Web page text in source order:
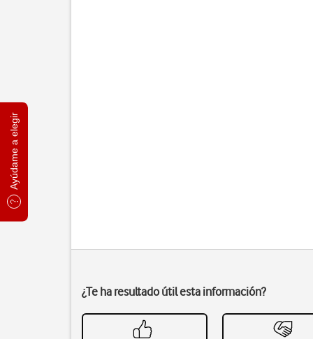
Ayúdame a elegir
¿Te ha resultado útil esta información?